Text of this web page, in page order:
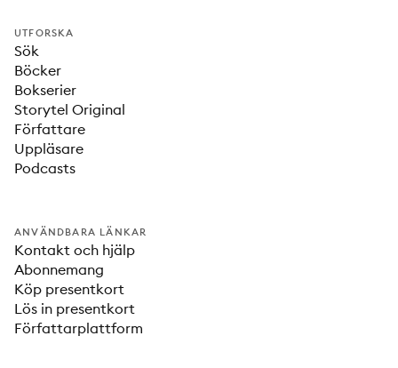
UTFORSKA
Sök
Böcker
Bokserier
Storytel Original
Författare
Uppläsare
Podcasts
ANVÄNDBARA LÄNKAR
Kontakt och hjälp
Abonnemang
Köp presentkort
Lös in presentkort
Författarplattform